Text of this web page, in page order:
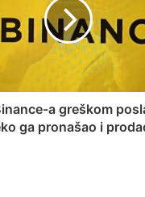
a greškom
ga pronašao i